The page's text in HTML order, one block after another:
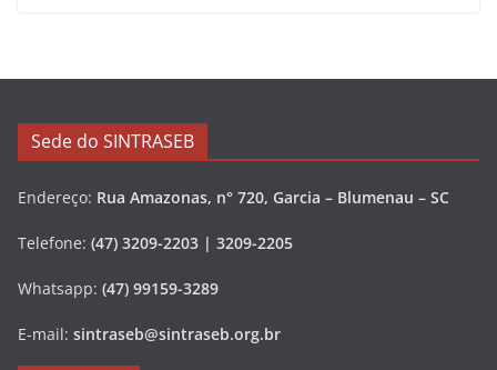
Sede do SINTRASEB
Endereço: Rua Amazonas, n° 720, Garcia – Blumenau – SC
Telefone: (47) 3209-2203 | 3209-2205
Whatsapp: (47) 99159-3289
E-mail: sintraseb@sintraseb.org.br